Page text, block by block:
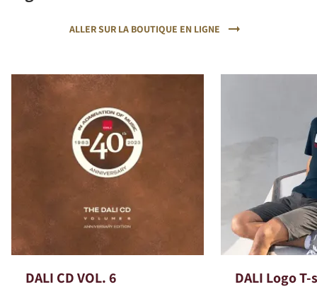
ALLER SUR LA BOUTIQUE EN LIGNE
DALI CD VOL. 6 DALI Logo